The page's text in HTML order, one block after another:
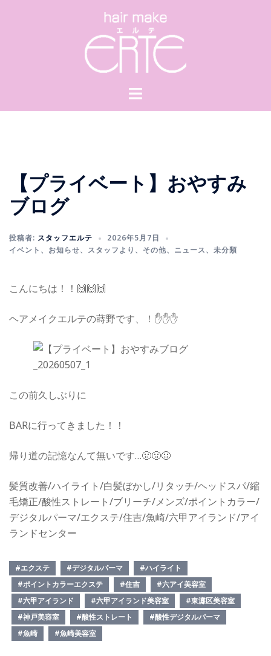
【プライベート】おやすみ
ブログ
投稿者: スタッフエルテ
2026年5月7日
イベント 、 お知らせ、 スタッフより 、 その他、 ニュース、 未分類
こんにちは！！🙌🙌🙌
ヘアメイクエルテの蒔野です、！✋✋✋
この前久しぶりに
BARに行ってきました！！
帰り道の記憶なんて無いです…🤢🤢🤢
髪質改善/ハイライト/白髪ぼかし/リタッチ/ヘッドスパ/縮
毛矯正/酸性ストレート/ブリーチ/メンズ/ポイントカラー/
デジタルパーマ/エクステ/住吉/魚崎/六甲アイランド/アイ
ランドセンター
#エクステ #デジタルパーマ
#ハイライト
#ポイントカラーエクステ
#住吉
#六アイ美容室
#六甲アイランド
#六甲アイランド美容室
#東灘区美容室
#神戸美容室
#酸性ストレート
#酸性デジタルパーマ
#魚崎
#魚崎美容室